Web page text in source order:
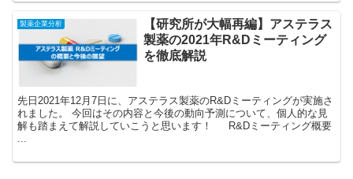
製薬企業分析
【研究所が大幅再編】アステラス
製薬の2021年R&Dミーティング
を徹底解説
先日2021年12月7日に、アステラス製薬のR&Dミーティングが実施さ
れました。 今回はその内容と今後の動向予測について、個人的な見
解も踏まえて解説していこうと思います！ R&Dミーティング概要